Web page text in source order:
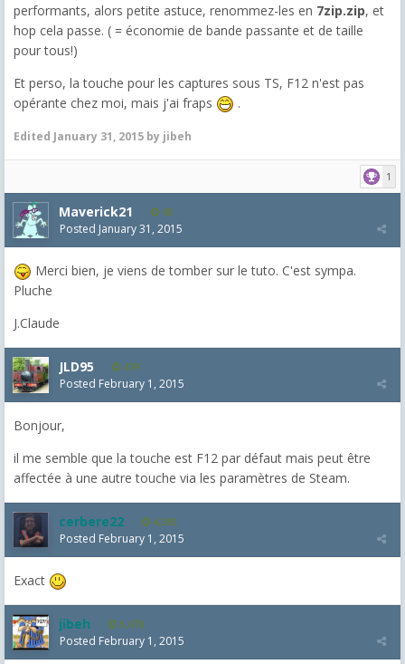
performants, alors petite astuce, renommez-les en 7zip.zip, et
hop cela passe. ( = économie de bande passante et de taille
pour tous!)
Et perso, la touche pour les captures sous TS, F12 n'est pas
opérante chez moi, mais j'ai fraps
.
Edited January 31, 2015 by jibeh
1
Maverick21 45
Posted January 31, 2015
Merci bien, je viens de tomber sur le tuto. C'est sympa.
Pluche
J.Claude
JLD95 479
Posted February 1, 2015
Bonjour,
il me semble que la touche est F12 par défaut mais peut être
affectée à une autre touche via les paramètres de Steam.
cerbere22 4,385
Posted February 1, 2015
Exact
jibeh 5,470
Posted February 1, 2015